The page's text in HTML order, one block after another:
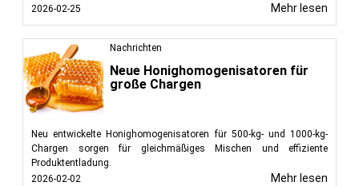
2026-02-25
Mehr lesen
Nachrichten
Neue Honighomogenisatoren für
große Chargen
Neu entwickelte Honighomogenisatoren für 500-kg- und 1000-kg-
Chargen sorgen für gleichmäßiges Mischen und effiziente
Produktentladung.
2026-02-02
Mehr lesen